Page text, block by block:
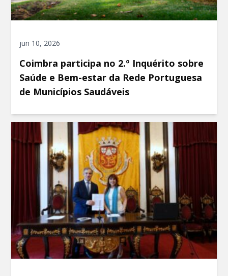
jun 10, 2026
Coimbra participa no 2.º Inquérito sobre
Saúde e Bem-estar da Rede Portuguesa
de Municípios Saudáveis